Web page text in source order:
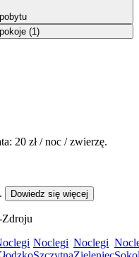
(1)
20 zł / noc / zwierzę.
Dowiedz się więcej
Noclegi Noclegi